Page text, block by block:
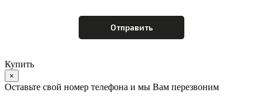
Купить
×
Оставьте свой номер телефона и мы Вам перезвоним